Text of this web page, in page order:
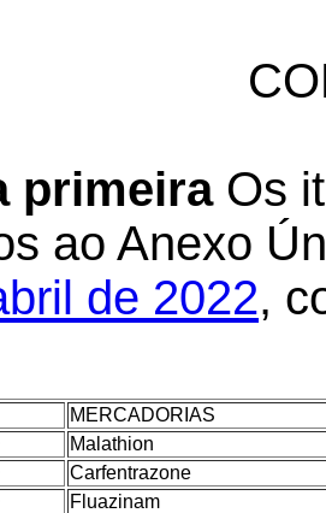
primeiraOs
ao Anexo
de 2022,
MERCADORIAS
Malathion
Carfentrazone
Fluazinam